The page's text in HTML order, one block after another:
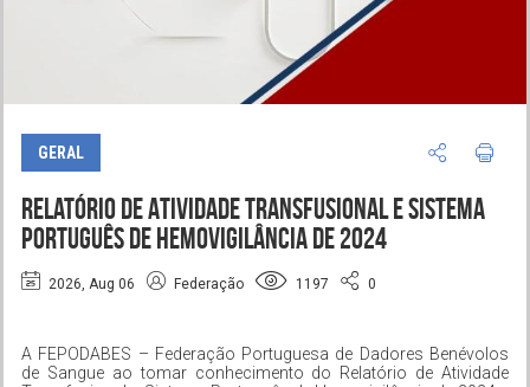
GERAL
Relatório de Atividade Transfusional e Sistema
Português de Hemovigilância de 2024
2026, Aug 06 Federação 1197 0
A FEPODABES – Federação Portuguesa de Dadores Benévolos
de Sangue ao tomar conhecimento do Relatório de Atividade